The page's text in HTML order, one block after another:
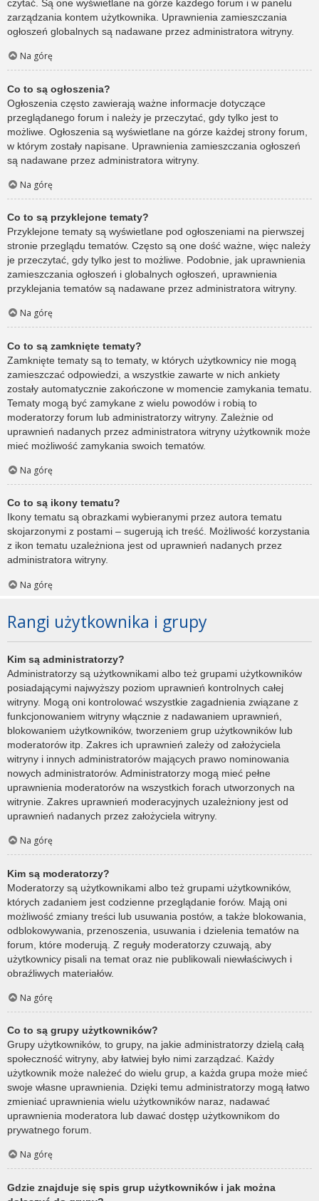
czytać. Są one wyświetlane na górze każdego forum i w panelu
zarządzania kontem użytkownika. Uprawnienia zamieszczania
ogłoszeń globalnych są nadawane przez administratora witryny.
Na górę
Co to są ogłoszenia?
Ogłoszenia często zawierają ważne informacje dotyczące
przeglądanego forum i należy je przeczytać, gdy tylko jest to
możliwe. Ogłoszenia są wyświetlane na górze każdej strony forum,
w którym zostały napisane. Uprawnienia zamieszczania ogłoszeń
są nadawane przez administratora witryny.
Na górę
Co to są przyklejone tematy?
Przyklejone tematy są wyświetlane pod ogłoszeniami na pierwszej
stronie przeglądu tematów. Często są one dość ważne, więc należy
je przeczytać, gdy tylko jest to możliwe. Podobnie, jak uprawnienia
zamieszczania ogłoszeń i globalnych ogłoszeń, uprawnienia
przyklejania tematów są nadawane przez administratora witryny.
Na górę
Co to są zamknięte tematy?
Zamknięte tematy są to tematy, w których użytkownicy nie mogą
zamieszczać odpowiedzi, a wszystkie zawarte w nich ankiety
zostały automatycznie zakończone w momencie zamykania tematu.
Tematy mogą być zamykane z wielu powodów i robią to
moderatorzy forum lub administratorzy witryny. Zależnie od
uprawnień nadanych przez administratora witryny użytkownik może
mieć możliwość zamykania swoich tematów.
Na górę
Co to są ikony tematu?
Ikony tematu są obrazkami wybieranymi przez autora tematu
skojarzonymi z postami – sugerują ich treść. Możliwość korzystania
z ikon tematu uzależniona jest od uprawnień nadanych przez
administratora witryny.
Na górę
Rangi użytkownika i grupy
Kim są administratorzy?
Administratorzy są użytkownikami albo też grupami użytkowników
posiadającymi najwyższy poziom uprawnień kontrolnych całej
witryny. Mogą oni kontrolować wszystkie zagadnienia związane z
funkcjonowaniem witryny włącznie z nadawaniem uprawnień,
blokowaniem użytkowników, tworzeniem grup użytkowników lub
moderatorów itp. Zakres ich uprawnień zależy od założyciela
witryny i innych administratorów mających prawo nominowania
nowych administratorów. Administratorzy mogą mieć pełne
uprawnienia moderatorów na wszystkich forach utworzonych na
witrynie. Zakres uprawnień moderacyjnych uzależniony jest od
uprawnień nadanych przez założyciela witryny.
Na górę
Kim są moderatorzy?
Moderatorzy są użytkownikami albo też grupami użytkowników,
których zadaniem jest codzienne przeglądanie forów. Mają oni
możliwość zmiany treści lub usuwania postów, a także blokowania,
odblokowywania, przenoszenia, usuwania i dzielenia tematów na
forum, które moderują. Z reguły moderatorzy czuwają, aby
użytkownicy pisali na temat oraz nie publikowali niewłaściwych i
obraźliwych materiałów.
Na górę
Co to są grupy użytkowników?
Grupy użytkowników, to grupy, na jakie administratorzy dzielą całą
społeczność witryny, aby łatwiej było nimi zarządzać. Każdy
użytkownik może należeć do wielu grup, a każda grupa może mieć
swoje własne uprawnienia. Dzięki temu administratorzy mogą łatwo
zmieniać uprawnienia wielu użytkowników naraz, nadawać
uprawnienia moderatora lub dawać dostęp użytkownikom do
prywatnego forum.
Na górę
Gdzie znajduje się spis grup użytkowników i jak można